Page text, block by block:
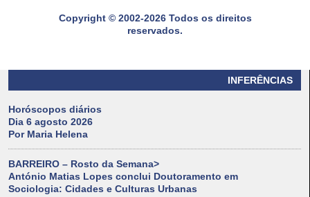
INFERÊNCIAS
Horóscopos diários
Dia 6 agosto 2026
Por Maria Helena
BARREIRO – Rosto da Semana>
António Matias Lopes conclui Doutoramento em
Sociologia: Cidades e Culturas Urbanas
Copyright © 2002-2026 Todos os direitos
reservados.